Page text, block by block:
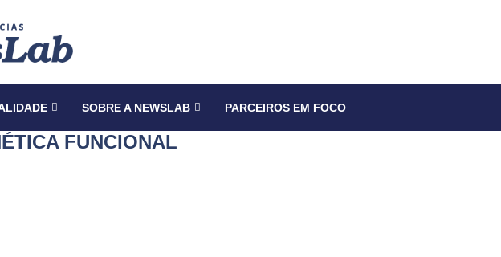
SOBRE A NEWSLAB PARCEIROS EM FOCO
FUNCIONAL